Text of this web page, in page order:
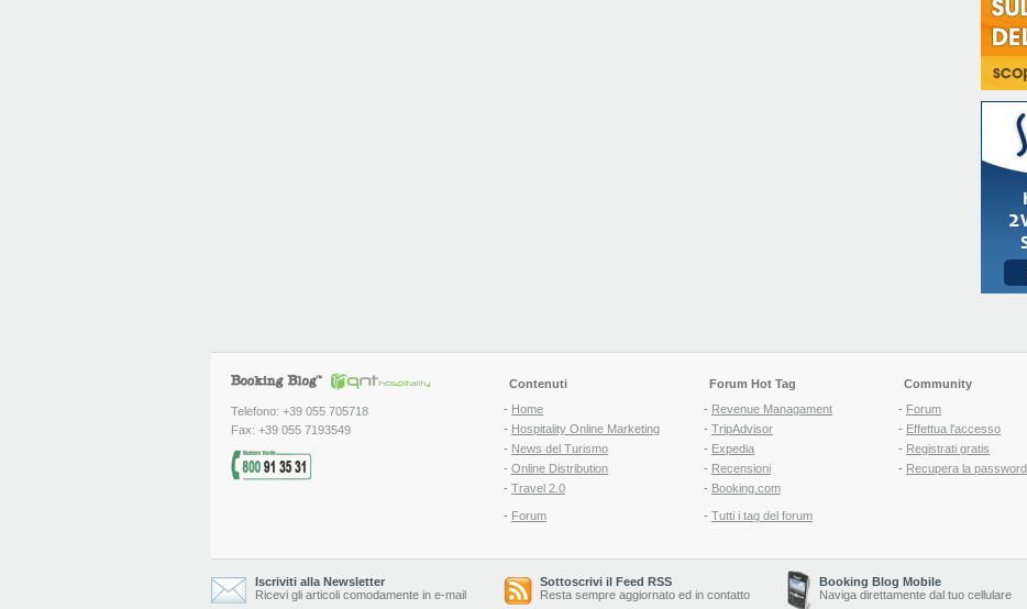
Telefono: +39 055 705718
Fax: +39 055 7193549
Contenuti
- Home
- Hospitality Online Marketing
- News del Turismo
- Online Distribution
- Travel 2.0
- Forum
Forum Hot Tag
- Revenue Managament
- TripAdvisor
- Expedia
- Recensioni
- Booking.com
- Tutti i tag del forum
Community
- Forum
- Effettua l'accesso
- Registrati gratis
- Recupera la password
Iscriviti alla Newsletter
Ricevi gli articoli comodamente in e-mail
Sottoscrivi il Feed RSS
Resta sempre aggiornato ed in contatto
Booking Blog Mobile
Naviga direttamente dal tuo cellulare